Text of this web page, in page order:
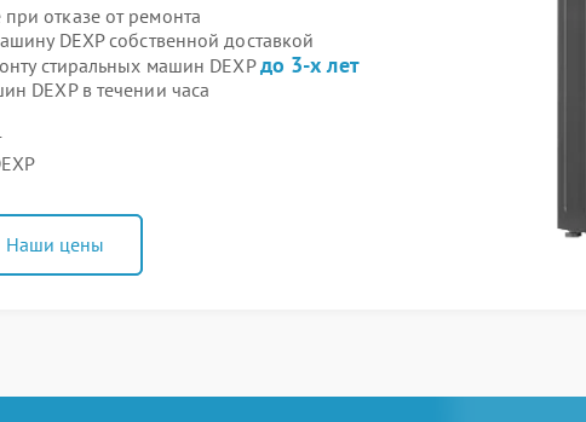
отказе от ремонта
DEXP собственной доставкой
стиральных машин DEXPдо 3-х лет
DEXP в течении часа
Наши цены